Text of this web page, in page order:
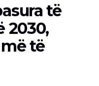
të
2030,
të